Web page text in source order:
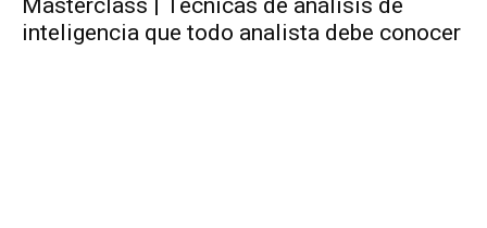
Masterclass | Técnicas de análisis de
inteligencia que todo analista debe conocer